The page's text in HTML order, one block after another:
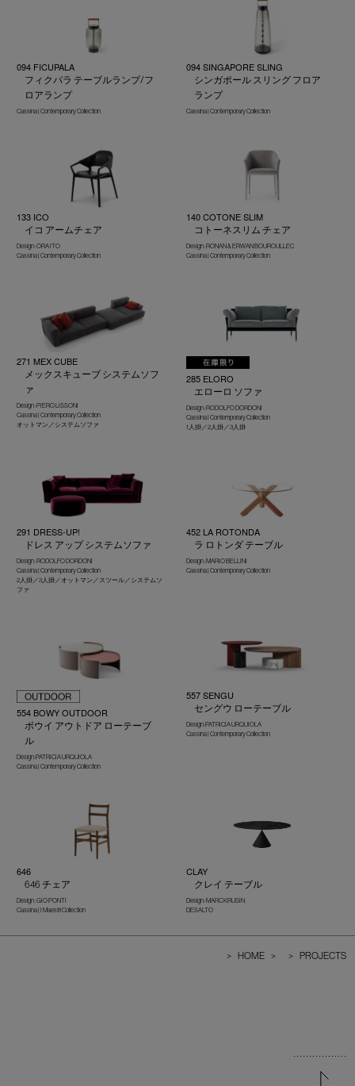
094 FICUPALA
フィクパラ テーブルランプ/フ
ロアランプ
Cassina | Contemporary Collection
094 SINGAPORE SLING
シンガポール スリング フロア
ランプ
Cassina | Contemporary Collection
133 ICO
イコ アームチェア
Design : ORA ITO
Cassina | Contemporary Collection
140 COTONE SLIM
コトーネスリム チェア
Design : RONAN & ERWAN BOUROULLEC
Cassina | Contemporary Collection
271 MEX CUBE
メックスキューブ システムソフ
ァ
Design : PIERO LISSONI
Cassina | Contemporary Collection
オットマン／システムソファ
285 ELORO
エローロ ソファ
Design : RODOLFO DORDONI
Cassina | Contemporary Collection
1人掛／2人掛／3人掛
291 DRESS-UP!
ドレス アップ システムソファ
Design : RODOLFO DORDONI
Cassina | Contemporary Collection
2人掛／3人掛／オットマン／スツール／システムソ
ファ
452 LA ROTONDA
ラ ロトンダ テーブル
Design : MARIO BELLINI
Cassina | Contemporary Collection
554 BOWY OUTDOOR
ボウイ アウトドア ローテーブ
ル
Design :PATRICIA URQUIOLA
Cassina | Contemporary Collection
557 SENGU
セングウ ローテーブル
Design :PATRICIA URQUIOLA
Cassina | Contemporary Collection
646
646 チェア
Design : GIO PONTI
Cassina | I Maestri Collection
CLAY
クレイ テーブル
Design : MARC KRUSIN
DESALTO
> HOME > > PROJECTS